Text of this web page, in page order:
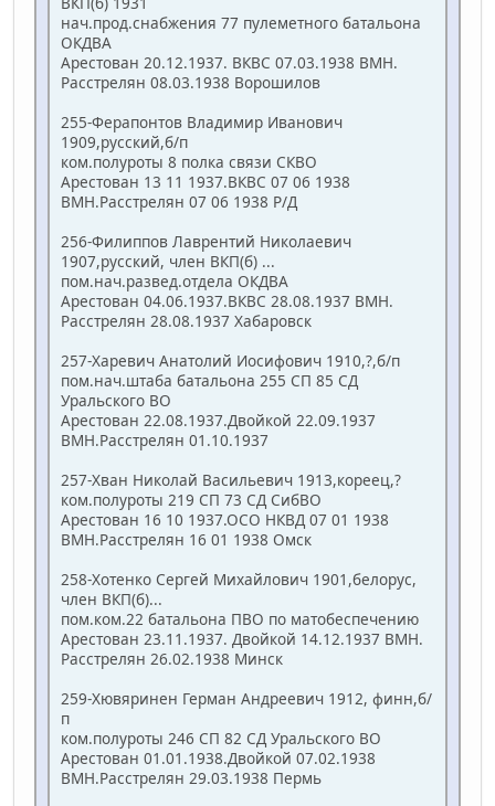
нач.прод.снабжения 77 пулеметного батальона
ОКДВА
Арестован 20.12.1937. ВКВС 07.03.1938 ВМН.
Расстрелян 08.03.1938 Ворошилов
255-Ферапонтов Владимир Иванович
1909,русский,б/п
ком.полуроты 8 полка связи СКВО
Арестован 13 11 1937.ВКВС 07 06 1938
ВМН.Расстрелян 07 06 1938 Р/Д
256-Филиппов Лаврентий Николаевич
1907,русский, член ВКП(б) ...
пом.нач.развед.отдела ОКДВА
Арестован 04.06.1937.ВКВС 28.08.1937 ВМН.
Расстрелян 28.08.1937 Хабаровск
257-Харевич Анатолий Иосифович 1910,?,б/п
пом.нач.штаба батальона 255 СП 85 СД
Уральского ВО
Арестован 22.08.1937.Двойкой 22.09.1937
ВМН.Расстрелян 01.10.1937
257-Хван Николай Васильевич 1913,кореец,?
ком.полуроты 219 СП 73 СД СибВО
Арестован 16 10 1937.ОСО НКВД 07 01 1938
ВМН.Расстрелян 16 01 1938 Омск
258-Хотенко Сергей Михайлович 1901,белорус,
член ВКП(б)...
пом.ком.22 батальона ПВО по матобеспечению
Арестован 23.11.1937. Двойкой 14.12.1937 ВМН.
Расстрелян 26.02.1938 Минск
259-Хювяринен Герман Андреевич 1912, финн,б/
п
ком.полуроты 246 СП 82 СД Уральского ВО
Арестован 01.01.1938.Двойкой 07.02.1938
ВМН.Расстрелян 29.03.1938 Пермь